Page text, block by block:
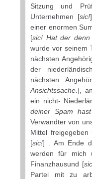
Sitzung und
Unternehmen [sic!
einer enormen
[sic! Hat der denn
wurde vor seinem
nächsten
der
nächsten
Ansichtssache. ],
ein nicht-
deiner Spam
Verwandter von
Mittel
[sic!] . Am Ende
werden für mich
Finanzhausund [
Partei mit zu